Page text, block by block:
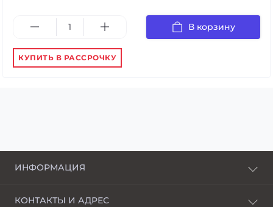
В корзину
КУПИТЬ В РАССРОЧКУ
ИНФОРМАЦИЯ
КОНТАКТЫ И АДРЕС